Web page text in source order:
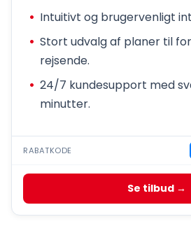
Intuitivt og brugervenligt
Stort udvalg af planer til
rejsende.
24/7 kundesupport med
minutter.
RABATKODE
Se tilbud →